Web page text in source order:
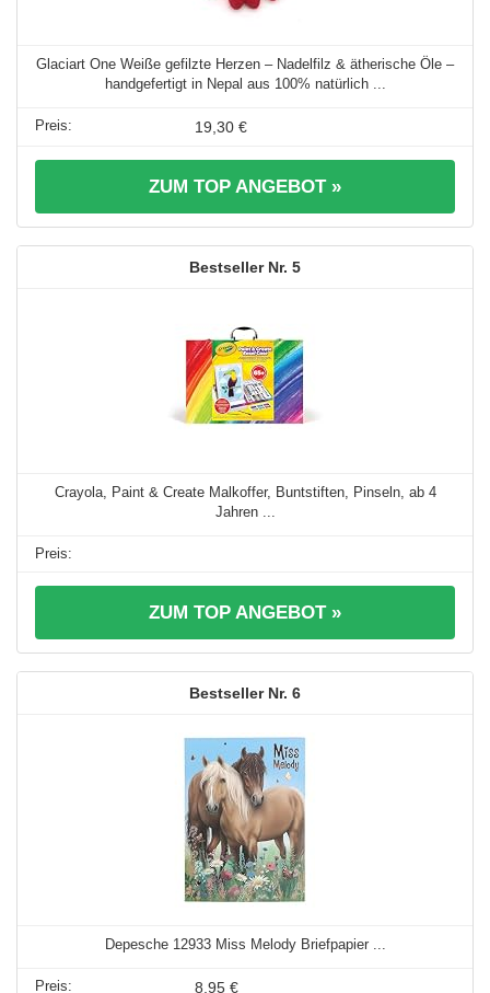
Glaciart One Weiße gefilzte Herzen – Nadelfilz & ätherische Öle –
handgefertigt in Nepal aus 100% natürlich ...
19,30 €
ZUM TOP ANGEBOT »
5
Crayola, Paint & Create Malkoffer, Buntstiften, Pinseln, ab 4
Jahren ...
ZUM TOP ANGEBOT »
6
Depesche 12933 Miss Melody Briefpapier ...
8,95 €